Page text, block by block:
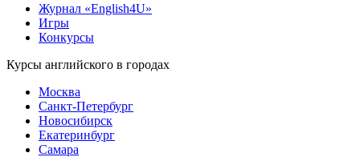
Журнал «English4U»
Игры
Конкурсы
Курсы английского в городах
Москва
Санкт-Петербург
Новосибирск
Екатеринбург
Самара